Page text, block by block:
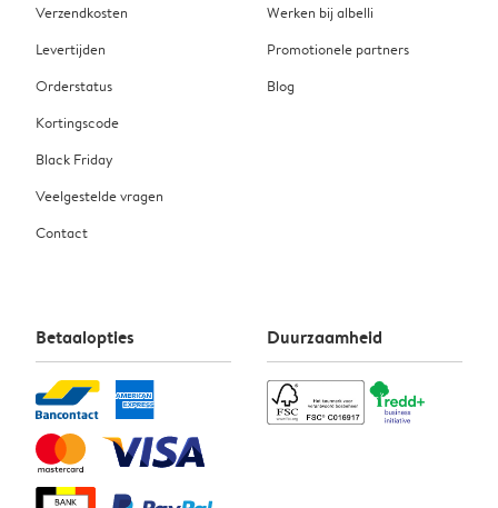
Verzendkosten
Levertijden
Orderstatus
Kortingscode
Black Friday
Veelgestelde vragen
Contact
Werken bij albelli
Promotionele partners
Blog
Betaalopties Duurzaamheid